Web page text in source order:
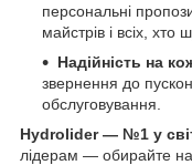
персональні
майстрів і всіх, хто
Надійність на
звернення до
обслуговування.
Hydrolider — №1 у
лідерам — обирайте